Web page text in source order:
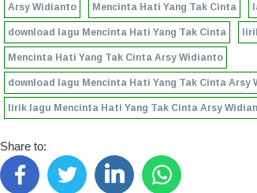
Arsy Widianto Mencinta Hati Yang Tak Cinta
download lagu Mencinta Hati Yang Tak Cinta
Mencinta Hati Yang Tak Cinta Arsy Widianto
download lagu Mencinta Hati Yang Tak Cinta Arsy
lirik lagu Mencinta Hati Yang Tak Cinta Arsy
Share to: